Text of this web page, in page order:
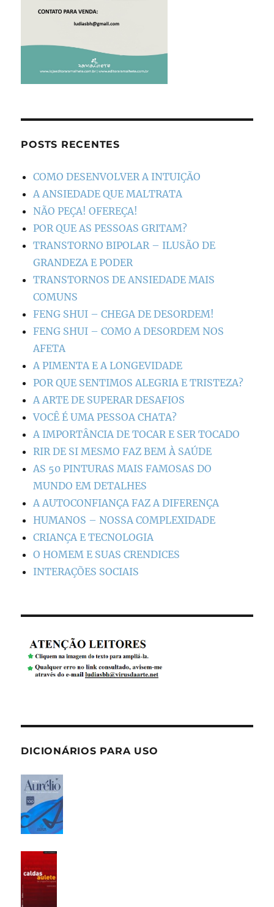
POSTS RECENTES
COMO DESENVOLVER A INTUIÇÃO
A ANSIEDADE QUE MALTRATA
NÃO PEÇA! OFEREÇA!
POR QUE AS PESSOAS GRITAM?
TRANSTORNO BIPOLAR – ILUSÃO DE
GRANDEZA E PODER
TRANSTORNOS DE ANSIEDADE MAIS
COMUNS
FENG SHUI – CHEGA DE DESORDEM!
FENG SHUI – COMO A DESORDEM NOS
AFETA
A PIMENTA E A LONGEVIDADE
POR QUE SENTIMOS ALEGRIA E TRISTEZA?
A ARTE DE SUPERAR DESAFIOS
VOCÊ É UMA PESSOA CHATA?
A IMPORTÂNCIA DE TOCAR E SER TOCADO
RIR DE SI MESMO FAZ BEM À SAÚDE
AS 50 PINTURAS MAIS FAMOSAS DO
MUNDO EM DETALHES
A AUTOCONFIANÇA FAZ A DIFERENÇA
HUMANOS – NOSSA COMPLEXIDADE
CRIANÇA E TECNOLOGIA
O HOMEM E SUAS CRENDICES
INTERAÇÕES SOCIAIS
DICIONÁRIOS PARA USO